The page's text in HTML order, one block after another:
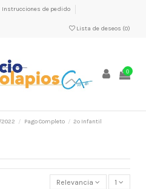
Instrucciones de pedido
Lista de deseos (0)
0
Pago Completo 2º Infantil
Relevancia 1